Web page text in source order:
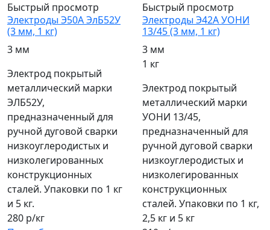
Быстрый просмотр
Электроды Э50А ЭлБ52У
(3 мм, 1 кг)
3 мм
Электрод покрытый
металлический марки
ЭЛБ52У,
предназначенный для
ручной дуговой сварки
низкоуглеродистых и
низколегированных
конструкционных
сталей. Упаковки по 1 кг
и 5 кг.
280 р/кг
Быстрый просмотр
Электроды Э42А УОНИ
13/45 (3 мм, 1 кг)
3 мм
1 кг
Электрод покрытый
металлический марки
УОНИ 13/45,
предназначенный для
ручной дуговой сварки
низкоуглеродистых и
низколегированных
конструкционных
сталей. Упаковки по 1 кг,
2,5 кг и 5 кг